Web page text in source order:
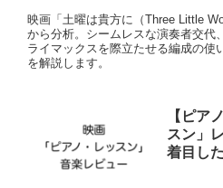
映画「土曜は貴方に（Three Little
から分析。シームレスな演奏者交代
ライマックスを際立たせる編成の使
を解説します。
【ピア
スン」
着目し